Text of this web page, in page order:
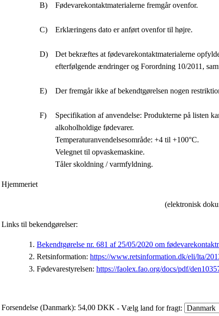
Fødevarekontaktmaterialerne fremgår ovenfor.
Erklæringens dato er anført ovenfor til højre.
Det bekræftes at fødevarekontaktmaterialerne
efterfølgende ændringer og Forordning 10/2011,
Der fremgår ikke af bekendtgørelsen nogen
Specifikation af anvendelse: Produkterne på listen
alkoholholdige fødevarer.
Temperaturanvendelsesområde: +4 til +100°C.
Velegnet til opvaskemaskine.
Tåler skoldning / varmfyldning.
Hjemmeriet
(elektronisk
Links til bekendgørelser:
Bekendtgørelse nr. 681 af 25/05/2020 om
Retsinformation: https://www.retsinformation.dk/eli/lta/
Fødevarestyrelsen: https://faolex.fao.org/docs/pdf/
Forsendelse (Danmark): 54,00 DKK - Vælg land for fragt: